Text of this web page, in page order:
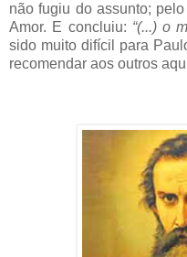
não fugiu do assunto;
Amor. E concluiu: “(...) o
sido muito difícil para
recomendar aos outros